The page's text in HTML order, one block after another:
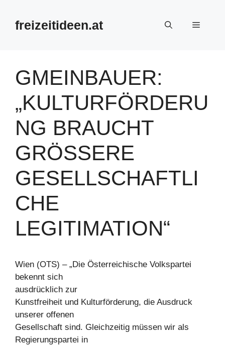
Inhalt
springenfreizeitideen.at Menü
GMEINBAUER:
„KULTURFÖRDERU
NG BRAUCHT
GRÖSSERE G
ESELLSCHAFTLIC
HE L
EGITIMATION“
Wien (OTS) – „Die Österreichische Volkspartei
bekennt sich
ausdrücklich zur
Kunstfreiheit und Kulturförderung, die Ausdruck
unserer offenen
Gesellschaft sind. Gleichzeitig müssen wir als
Regierungspartei in